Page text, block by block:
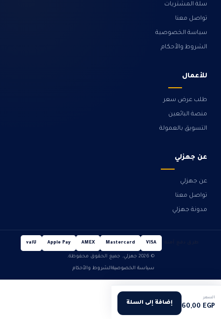
سلة المشتريات
تواصل معنا
سياسة الخصوصية
الشروط والأحكام
للأعمال
طلب عرض سعر
منصة البائعين
التسويق بالعمولة
عن جهزلي
عن جهزلي
تواصل معنا
مدونة جهزلي
VISA
Mastercard
AMEX
Apple Pay
valU
© 2026 جهزلي. جميع الحقوق محفوظة.
سياسة الخصوصيةالشروط والأحكام
السعر
60,00 EGP إضافة إلى السلة